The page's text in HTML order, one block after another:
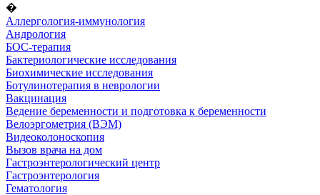
�
Аллергология-иммунология
Андрология
БОС-терапия
Бактериологические исследования
Биохимические исследования
Ботулинотерапия в неврологии
Вакцинация
Ведение беременности и подготовка к беременности
Велоэргометрия (ВЭМ)
Видеоколоноскопия
Вызов врача на дом
Гастроэнтерологический центр
Гастроэнтерология
Гематология